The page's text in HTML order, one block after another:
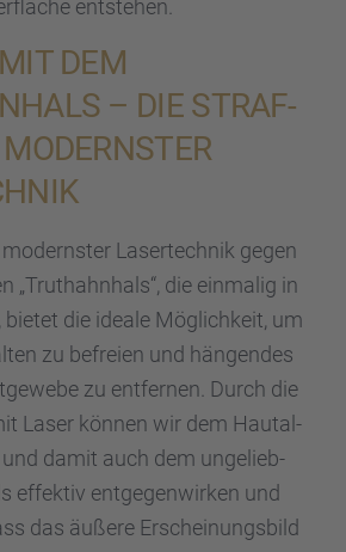
entste­hen.
DEM
– DIE STRAF­
Laser­tech­nik gegen
„Truthahn­hals“, die einma­lig in
die ideale Möglich­keit, um
zu befreien und hängen­des
zu entfer­nen. Durch die
Laser können wir dem Hautal­
damit auch dem ungelieb­
effek­tiv entge­gen­wir­ken und
das äußere Erschei­nungs­bild